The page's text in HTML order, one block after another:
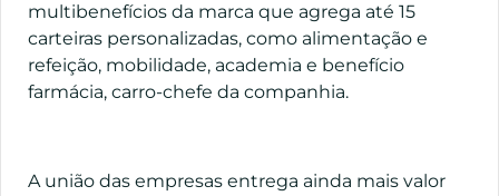
multibenefícios da marca que agrega até 15
carteiras personalizadas, como alimentação e
refeição, mobilidade, academia e benefício
farmácia, carro-chefe da companhia.
A união das empresas entrega ainda mais valor